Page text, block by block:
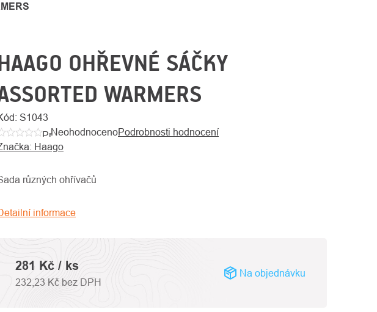
OHŘEVNÉ SÁČKY
WARMERS
S1043
Průměrné
hodnocení
je
z
hvězdiček.
NeohodnocenoPodrobnosti hodnocení
Haago
různých ohřívačů
informace
281 Kč / ks
232,23 Kč bez DPH
Na objednávku